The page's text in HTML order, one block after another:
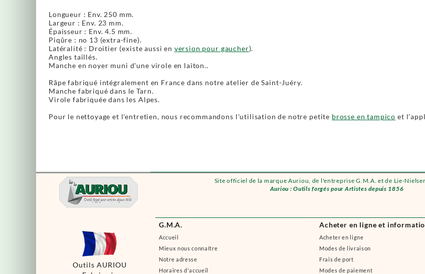
Site officiel de la marque Auriou, de l'entreprise G.M.A. et de Lie-
Auriou : Outils forgés pour Artistes depuis 1856
G.M.A.
Accueil
Mieux nous connaître
Notre adresse
Horaires d'accueil
Acheter en ligne et
Acheter en ligne
Modes de livraison
Frais de port
Modes de paiement
Outils AURIOU
Longueur : Env. 250 mm.
Largeur : Env. 23 mm.
Épaisseur : Env. 4.5 mm.
Piqûre : no 13 (extra-fine).
Latéralité : Droitier (existe aussi en version pour gaucher).
Angles taillés.
Manche en noyer muni d'une virole en laiton..
Râpe fabriqué intégralement en France dans notre atelier de Saint-Juéry.
Manche fabriqué dans le Tarn.
Virole fabriquée dans les Alpes.
Pour le nettoyage et l'entretien, nous recommandons l'utilisation de notre petite brosse en tampico et